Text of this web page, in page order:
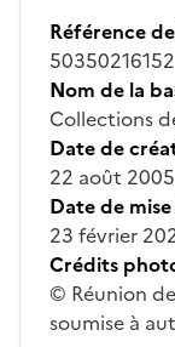
Référence
50350216152
Nom de la
Collections
Date de
22 août 2005
Date de
23 février
Crédits
© Réunion
soumise à